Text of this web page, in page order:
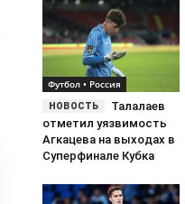
Футбол • Россия
Талалаев
отметил уязвимость
Агкацева на выходах в
Суперфинале Кубка